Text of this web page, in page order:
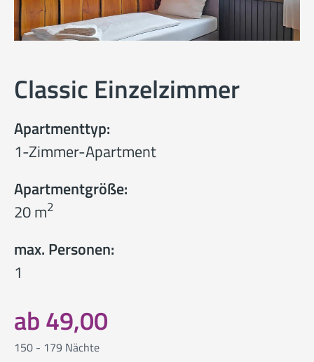
Classic Einzelzimmer
Apartmenttyp:
1-Zimmer-Apartment
Apartmentgröße:
20 m2
max. Personen:
1
ab 49,00
150 - 179 Nächte